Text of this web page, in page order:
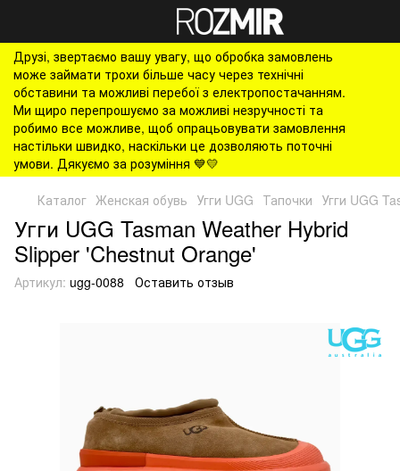
Друзі, звертаємо вашу увагу, що обробка замовлень
може займати трохи більше часу через технічні
обставини та можливі перебої з електропостачанням.
Ми щиро перепрошуємо за можливі незручності та
робимо все можливе, щоб опрацьовувати замовлення
настільки швидко, наскільки це дозволяють поточні
умови. Дякуємо за розуміння 💙💛
Каталог Женская обувь Угги UGG Тапочки Угги UGG
Угги UGG Tasman Weather Hybrid
Slipper 'Chestnut Orange'
Артикул: ugg-0088 Оставить отзыв